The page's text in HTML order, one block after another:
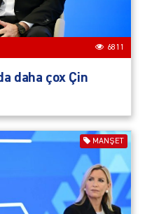
6811
daha çox Çin
MANŞET